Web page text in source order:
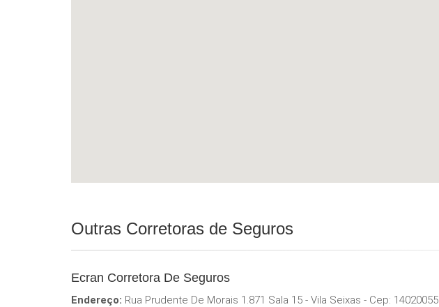
Outras Corretoras de Seguros
Ecran Corretora De Seguros
Endereço: Rua Prudente De Morais 1.871 Sala 15 - Vila Seixas - Cep: 14020055